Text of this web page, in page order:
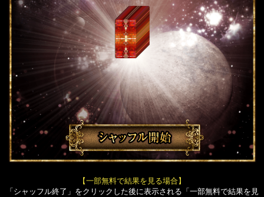
【一部無料で結果を見る場合】
「シャッフル終了」をクリックした後に表示される「一部無料で結果を見